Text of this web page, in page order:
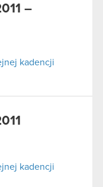
–
kadencji
kadencji